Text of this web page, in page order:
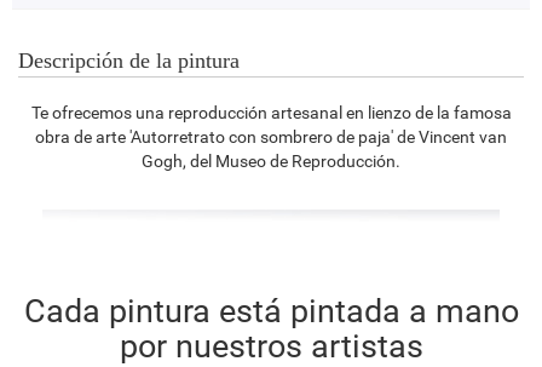
Descripción de la pintura
Te ofrecemos una reproducción artesanal en lienzo de la famosa
obra de arte 'Autorretrato con sombrero de paja' de Vincent van
Gogh, del Museo de Reproducción.
Cada pintura está pintada a mano
por nuestros artistas